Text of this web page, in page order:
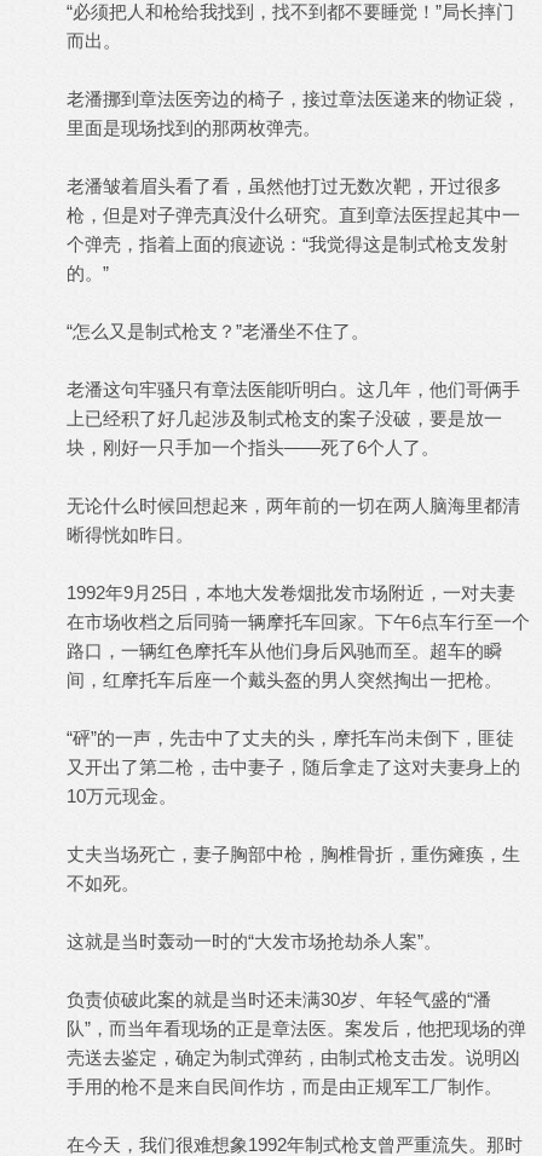
“必须把人和枪给我找到，找不到都不要睡觉！”局长摔门
而出。
老潘挪到章法医旁边的椅子，接过章法医递来的物证袋，
里面是现场找到的那两枚弹壳。
老潘皱着眉头看了看，虽然他打过无数次靶，开过很多
枪，但是对子弹壳真没什么研究。直到章法医捏起其中一
个弹壳，指着上面的痕迹说：“我觉得这是制式枪支发射
的。”
“怎么又是制式枪支？”老潘坐不住了。
老潘这句牢骚只有章法医能听明白。这几年，他们哥俩手
上已经积了好几起涉及制式枪支的案子没破，要是放一
块，刚好一只手加一个指头——死了6个人了。
无论什么时候回想起来，两年前的一切在两人脑海里都清
晰得恍如昨日。
1992年9月25日，本地大发卷烟批发市场附近，一对夫妻
在市场收档之后同骑一辆摩托车回家。下午6点车行至一个
路口，一辆红色摩托车从他们身后风驰而至。超车的瞬
间，红摩托车后座一个戴头盔的男人突然掏出一把枪。
“砰”的一声，先击中了丈夫的头，摩托车尚未倒下，匪徒
又开出了第二枪，击中妻子，随后拿走了这对夫妻身上的
10万元现金。
丈夫当场死亡，妻子胸部中枪，胸椎骨折，重伤瘫痪，生
不如死。
这就是当时轰动一时的“大发市场抢劫杀人案”。
负责侦破此案的就是当时还未满30岁、年轻气盛的“潘
队”，而当年看现场的正是章法医。案发后，他把现场的弹
壳送去鉴定，确定为制式弹药，由制式枪支击发。说明凶
手用的枪不是来自民间作坊，而是由正规军工厂制作。
在今天，我们很难想象1992年制式枪支曾严重流失。那时